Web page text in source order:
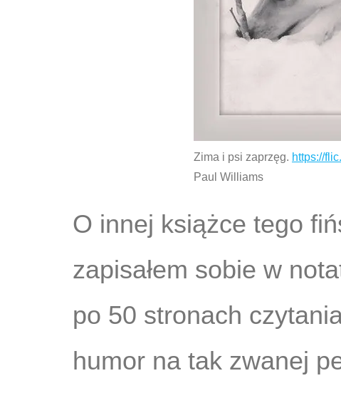
Zima i psi zaprzęg. https://
Paul Williams
O innej książce tego
zapisałem sobie w
po 50 stronach
humor na tak zwanej